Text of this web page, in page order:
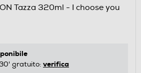
Tazza 320ml - I choose you
gratuito: verifica